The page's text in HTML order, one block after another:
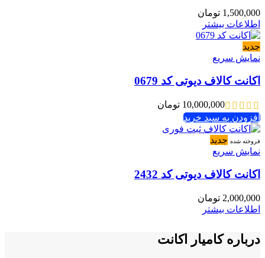
1,500,000 تومان
اطلاعات بیشتر
جدید
نمایش سریع
اکانت کالاف دیوتی کد 0679
10,000,000 تومان
افزودن به سبد خرید
فروخته شده جدید
نمایش سریع
اکانت کالاف دیوتی کد 2432
2,000,000 تومان
اطلاعات بیشتر
درباره کامیار اکانت